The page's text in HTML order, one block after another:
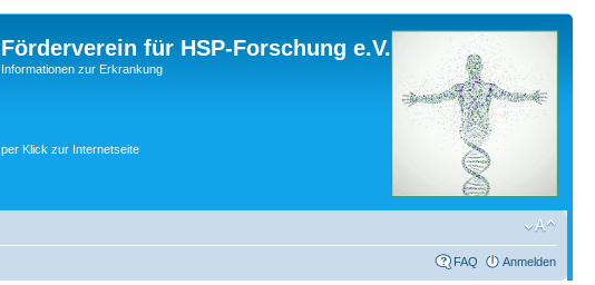
Förderverein für HSP-Forschung e.V.
Informationen zur Erkrankung
per Klick zur Internetseite
FAQ Anmelden